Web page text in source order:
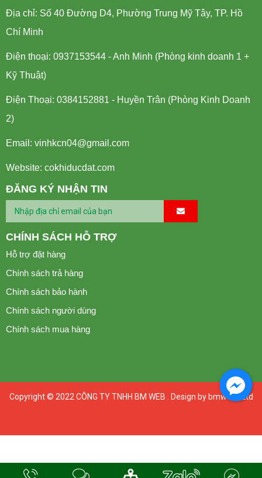
Địa chỉ: Số 40 Đường D4, Phường Trung Mỹ Tây, TP. Hồ
Chí Minh
Điện thoại: 0937153544 - Anh Minh (Phòng kinh doanh 1 +
Kỹ Thuật)
Điện Thoại: 0384152881 - Huyền Trân (Phòng Kinh Doanh
2)
Email: vinhkcn04@gmail.com
Website: cokhiducdat.com
ĐĂNG KÝ NHẬN TIN
CHÍNH SÁCH HỖ TRỢ
Hỗ trợ đặt hàng
Chính sách trả hàng
Chính sách bảo hành
Chính sách người dùng
Chính sách mua hàng
Copyright © 2022CÔNG TY TNHH BM WEB . Design by bmweb., Ltd